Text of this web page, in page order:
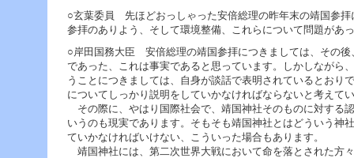
○玄葉委員 先ほどおっしゃった安倍総理の昨年末の靖国参
参拝のありよう、そして環境整備、これらについて問題があ
○岸田国務大臣 安倍総理の靖国参拝につきましては、その
であった、これは事実であると思っています。しかしながら
うことにつきましては、自身が談話で表明されているとおり
についてしっかり説明をしていかなければならないと考えて
その際に、やはり国際社会で、靖国神社そのものに対する
いうのも現実であります。そもそも靖国神社とはどういう神
ていかなければいけない、こういった場合もあります。
靖国神社には、第二次世界大戦において命を落とされた方